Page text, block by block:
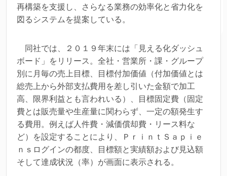
再構築を支援し、さらなる業務の効率化と省力化を
図るシステムを提案している。
同社では、２０１９年末には「見える化ダッシュ
ボード」をリリース。全社・営業所・課・グループ
別に月毎の売上目標、目標付加価値（付加価値とは
総売上から外部支払費用を差し引いた金額で加工
高、限界利益とも言われいる）、目標固定費（固定
費とは販売量や生産量に関わらず、一定の額発生す
る費用。例えば人件費・減価償却費・リース料な
ど）を設定することにより、ＰｒｉｎｔＳａｐｉｅ
ｎｓログインの都度、目標額と実績額および見込額
そして達成状況（率）が画面に表示される。